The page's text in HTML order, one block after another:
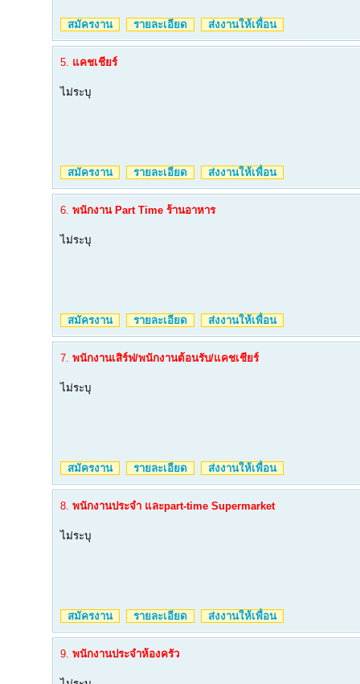
สมัครงาน รายละเอียด ส่งงานให้เพื่อน
5. แคชเชียร์
ไม่ระบุ
สมัครงาน รายละเอียด ส่งงานให้เพื่อน
6. พนักงาน Part Time ร้านอาหาร
ไม่ระบุ
สมัครงาน รายละเอียด ส่งงานให้เพื่อน
7. พนักงานเสิร์ฟ/พนักงานต้อนรับ/แคชเชียร์
ไม่ระบุ
สมัครงาน รายละเอียด ส่งงานให้เพื่อน
8. พนักงานประจำ และpart-time Supermarket
ไม่ระบุ
สมัครงาน รายละเอียด ส่งงานให้เพื่อน
9. พนักงานประจำห้องครัว